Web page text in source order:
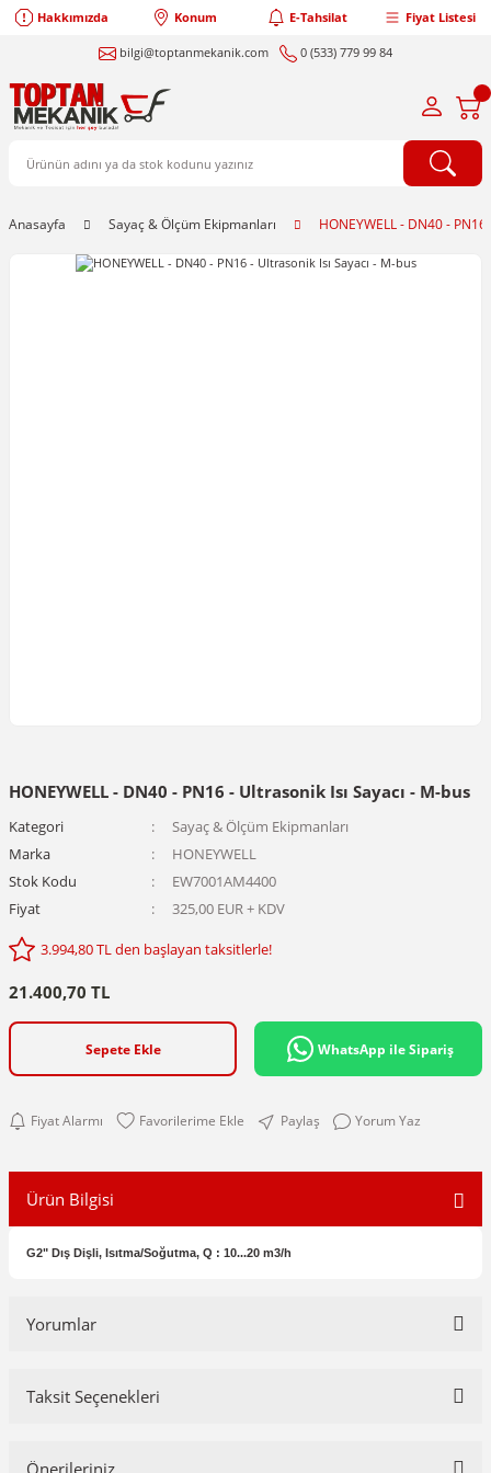
Hakkımızda Konum E-Tahsilat Fiyat Listesi
bilgi@toptanmekanik.com 0 (533) 779 99 84
Anasayfa Sayaç & Ölçüm Ekipmanları HONEYWELL - DN40 -
HONEYWELL - DN40 - PN16 - Ultrasonik Isı Sayacı - M-bus
Kategori
Sayaç & Ölçüm Ekipmanları
Marka
HONEYWELL
Stok Kodu
EW7001AM4400
Fiyat
325,00 EUR + KDV
3.994,80 TL den başlayan taksitlerle!
21.400,70 TL
Sepete Ekle WhatsApp ile Sipariş
Fiyat Alarmı Paylaş Yorum Yaz
Ürün Bilgisi
G2" Dış Dişli, Isıtma/Soğutma, Q : 10...20 m3/h
Yorumlar
Taksit Seçenekleri